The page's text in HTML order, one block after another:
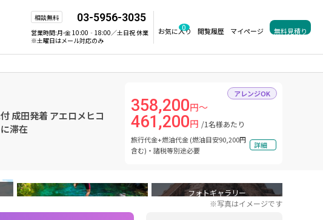
相談無料 03-5956-3035
営業時間:月-金 10:00‐18:00／土日祝 休業
※土曜日はメール対応のみ
お気に入り
0 閲覧履歴 マイページ 無料見積り
成田発着 アエロメヒコ
滞在
アレンジOK
358,200円～
461,200円 /1名様あたり
旅行代金+燃油代金 (燃油目安90,200円
含む)・諸税等別途必要
詳細
フォトギャラリー
※写真はイメージです